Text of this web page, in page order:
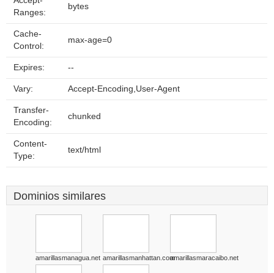
Ranges:
bytes
Cache-
Control:
max-age=0
Expires: --
Vary: Accept-Encoding,User-Agent
Transfer-
Encoding:
chunked
Content-
Type:
text/html
Dominios similares
amarillasmanagua.net amarillasmanhattan.comamarillasmaracaibo.net